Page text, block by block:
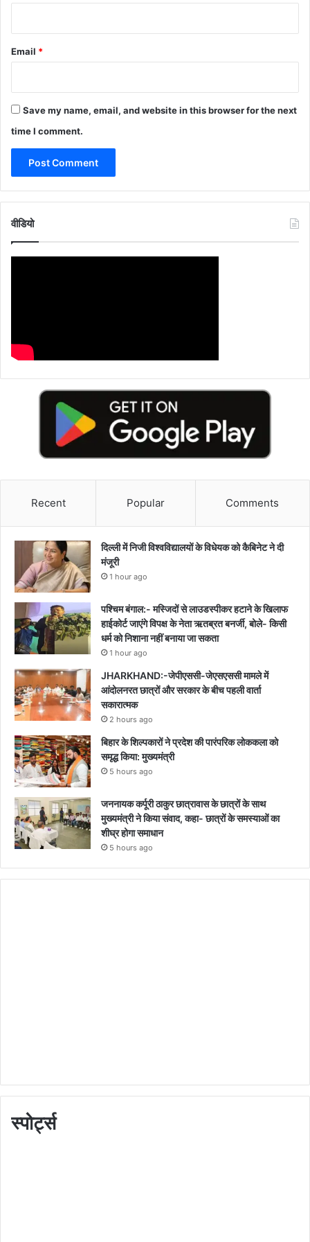
Email *
Save my name, email, and website in this browser for the next
time I comment.
वीडियो
Recent Popular Comments
दिल्ली में निजी विश्वविद्यालयों के विधेयक को कैबिनेट ने दी
मंजूरी
1 hour ago
पश्चिम बंगाल:- मस्जिदों से लाउडस्पीकर हटाने के खिलाफ
हाईकोर्ट जाएंगे विपक्ष के नेता ऋतब्रत बनर्जी, बोले- किसी
धर्म को निशाना नहीं बनाया जा सकता
1 hour ago
JHARKHAND:-जेपीएससी-जेएसएससी मामले में
आंदोलनरत छात्रों और सरकार के बीच पहली वार्ता
सकारात्मक
2 hours ago
बिहार के शिल्पकारों ने प्रदेश की पारंपरिक लोककला को
समृद्ध किया: मुख्यमंत्री
5 hours ago
जननायक कर्पूरी ठाकुर छात्रावास के छात्रों के साथ
मुख्यमंत्री ने किया संवाद, कहा- छात्रों के समस्याओं का
शीघ्र होगा समाधान
5 hours ago
स्पोर्ट्स